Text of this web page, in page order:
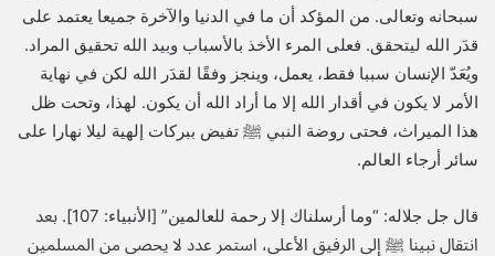
سبحانه وتعالى. من المؤكد أن ما في الدنيا والآخرة جميعا يعتمد على
قدَر الله ليتحقق. فعلى المرء الأخذ بالأسباب وبيد الله تحقيق المراد.
ويُعَدّ الإنسان سببا فقط، يعمل، وينجز وفقًا لقدَر الله لكن في نهاية
الأمر لا يكون في أقدار الله إلا ما أراد الله أن يكون. لهذا، وتحت ظل
هذا الميراث، فحتى روضة النبي ﷺ تفيض ببركات إلهية ليلا نهارا على
سائر أرجاء العالم.
قال جل جلاله: “وما أرسلناك إلا رحمة للعالمين” [الأنبياء: 107]. بعد
انتقال نبينا ﷺ إلى الرفيق الأعلى، استمر عدد لا يحصى من المسلمين